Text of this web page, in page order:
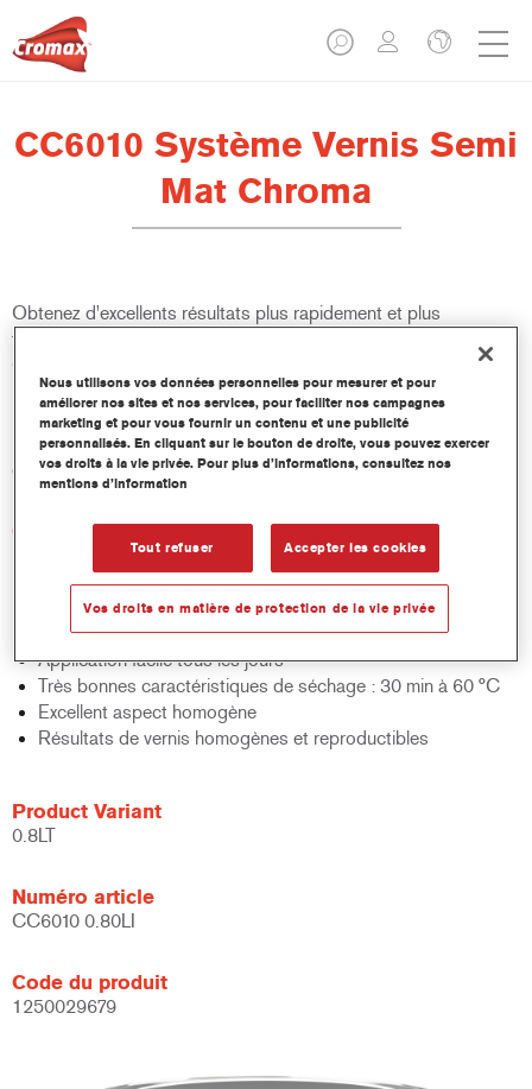
CC6010 Système Vernis Semi
Mat Chroma
Obtenez d'excellents résultats plus rapidement et plus
facilement que jamais. CC6020 Système Vernis Mat Chroma et
CC6010 Système Vernis Semi Mat Chroma s'adaptent à toutes
les réparations de finition mate, même pour les niveaux de
brillance ultra-faibles. Avec des temps de séchage nettement
plus courts, ce système, le meilleur de sa catégorie, augmente
également la productivité de l'atelier de carrosserie.
Caractéristiques du produit
Convient pour la réparation de teintes OEM modernes et
ultra-mates
Large gamme de niveaux de brillance de 5 à 65 unités de
brillance à 60°
Application facile tous les jours
Très bonnes caractéristiques de séchage : 30 min à 60 °C
Excellent aspect homogène
Résultats de vernis homogènes et reproductibles
Product Variant
0.8LT
Numéro article
CC6010 0.80LI
Code du produit
1250029679
Nous utilisons vos données personnelles pour mesurer et pour
améliorer nos sites et nos services, pour faciliter nos campagnes
marketing et pour vous fournir un contenu et une publicité
personnalisés. En cliquant sur le bouton de droite, vous pouvez exercer
vos droits à la vie privée. Pour plus d’informations, consultez nos
mentions d’information
Tout refuser Accepter les cookies
Vos droits en matière de protection de la vie privée